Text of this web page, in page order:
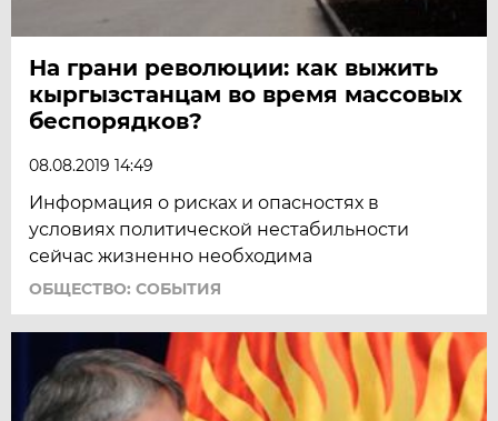
На грани революции: как выжить
кыргызстанцам во время массовых
беспорядков?
08.08.2019 14:49
Информация о рисках и опасностях в
условиях политической нестабильности
сейчас жизненно необходима
ОБЩЕСТВО: СОБЫТИЯ